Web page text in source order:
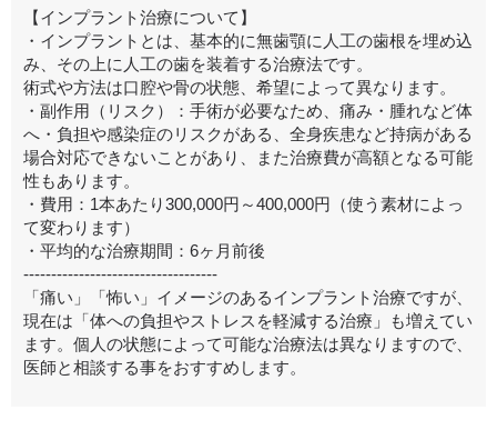
【インプラント治療について】
・インプラントとは、基本的に無歯顎に人工の歯根を埋め込
み、その上に人工の歯を装着する治療法です。
術式や方法は口腔や骨の状態、希望によって異なります。
・副作用（リスク）：手術が必要なため、痛み・腫れなど体
へ・負担や感染症のリスクがある、全身疾患など持病がある
場合対応できないことがあり、また治療費が高額となる可能
性もあります。
・費用：1本あたり300,000円～400,000円（使う素材によっ
て変わります）
・平均的な治療期間：6ヶ月前後
-----------------------------------
「痛い」「怖い」イメージのあるインプラント治療ですが、
現在は「体への負担やストレスを軽減する治療」も増えてい
ます。個人の状態によって可能な治療法は異なりますので、
医師と相談する事をおすすめします。